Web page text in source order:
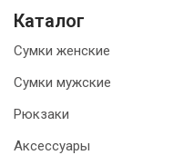
Каталог
Сумки женские
Сумки мужские
Рюкзаки
Аксессуары